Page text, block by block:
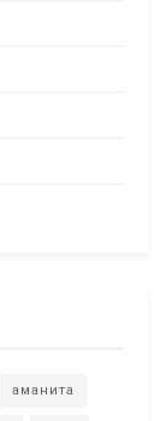
аманита